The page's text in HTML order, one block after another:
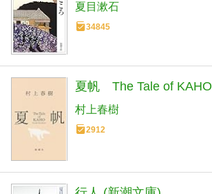
夏目漱石
34845
夏帆 The Tale of KAHO
村上春樹
2912